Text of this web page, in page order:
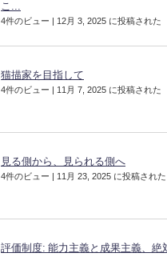
こ...
4件のビュー 12月 3, 2025 に投稿された
猫描家を目指して
4件のビュー 11月 7, 2025 に投稿された
見る側から、見られる側へ
4件のビュー 11月 23, 2025 に投稿された
評価制度: 能力主義と成果主義、絶